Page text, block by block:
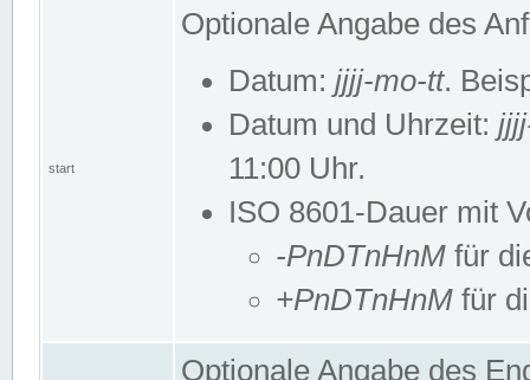
start
Optionale Angabe des
Datum: jjjj-mo-tt.
Datum und Uhrzeit:
11:00 Uhr.
ISO 8601-Dauer mit
-PnDTnHnM für
+PnDTnHnM für
Optionale Angabe des